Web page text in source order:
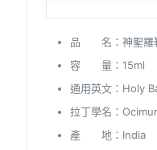
品 名：神聖羅
容 量：15ml
通用英文：Holy
拉丁學名：
產 地：India